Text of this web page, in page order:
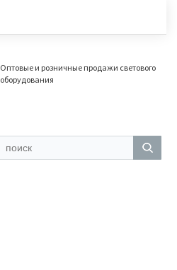
Оптовые и розничные продажи светового
оборудования